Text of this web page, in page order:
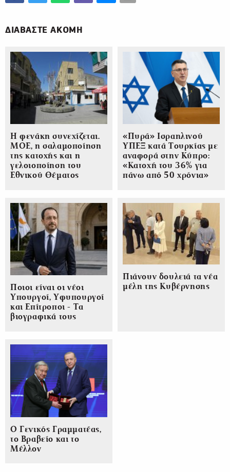
ΔΙΑΒΑΣΤΕ ΑΚΟΜΗ
Η φενάκη συνεχίζεται.
ΜΟΕ, η σαλαμοποίηση
της κατοχής και η
γελοιοποίηση του
Εθνικού Θέματος
«Πυρά» Ισραηλινού
ΥΠΕΞ κατά Τουρκίας με
αναφορά στην Κύπρο:
«Κατοχή του 36% για
πάνω από 50 χρόνια»
Ποιοι είναι οι νέοι
Υπουργοί, Υφυπουργοί
και Επίτροποι - Τα
βιογραφικά τους
Πιάνουν δουλειά τα νέα
μέλη της Κυβέρνησης
Ο Γενικός Γραμματέας,
το Βραβείο και το
Μέλλον